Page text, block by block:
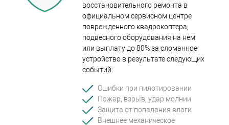
восстановительного ремонта в
официальном сервисном центре
поврежденного квадрокоптера,
подвесного оборудования на нем
или выплату до 80% за сломанное
устройство в результате следующих
событий:
Ошибки при пилотировании
Пожар, взрыв, удар молнии
Защита от попадания влаги
Внешнее механическое